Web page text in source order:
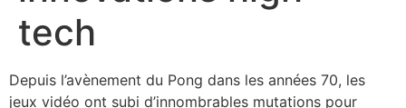
tech
Depuis l’avènement du Pong dans les années 70, les
jeux vidéo ont subi d’innombrables mutations pour